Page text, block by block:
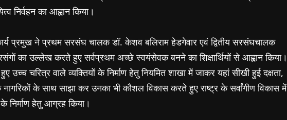
निर्वहन का आह्वान किया।
प्रमुख ने प्रथम सरसंघ चालक डॉ. केशव बलिराम हेडगेवार एवं द्वितीय सरसंघचालक
का उल्लेख करते हुए सर्वप्रथम अच्छे स्वयंसेवक बनने का शिक्षार्थियों से आह्वान किया।
उच्च चरित्र वाले व्यक्तियों के निर्माण हेतु नियमित शाखा में जाकर यहां सीखी हुई दक्षता,
के साथ साझा कर उनका भी कौशल विकास करते हुए राष्ट्र के सर्वांगीण विकास में
निर्माण हेतु आग्रह किया।